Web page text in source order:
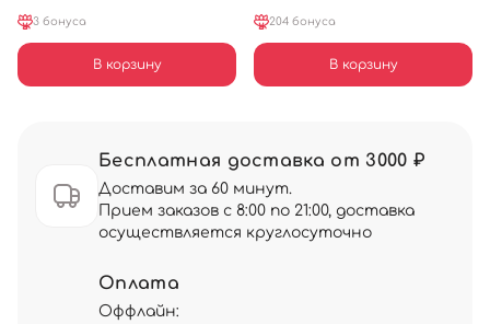
3 бонуса
В корзину
204 бонуса
В корзину
Бесплатная доставка от 3000 ₽
Доставим за 60 минут.
Прием заказов с 8:00 по 21:00, доставка
осуществляется круглосуточно
Оплата
Оффлайн: